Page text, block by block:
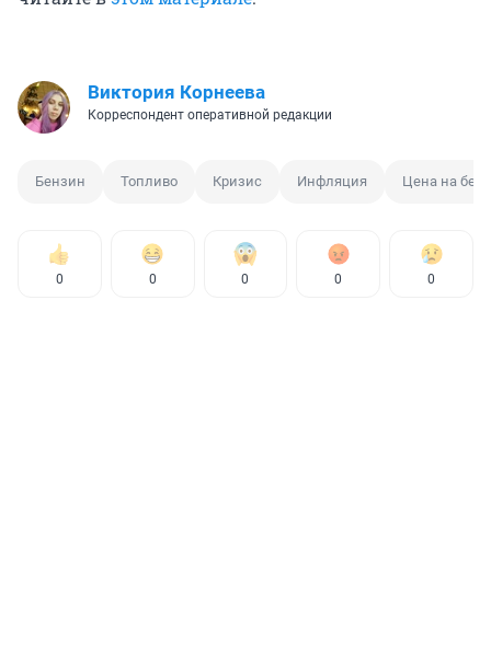
Виктория Корнеева
Корреспондент оперативной редакции
Бензин Топливо Кризис Инфляция Цена на
0 0 0 0 0